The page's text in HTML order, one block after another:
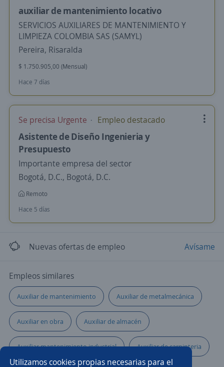
Utilizamos cookies propias necesarias para el
auxiliar de mantenimiento locativo
SERVICIOS AUXILIARES DE MANTENIMIENTO Y
LIMPIEZA COLOMBIA SAS (SAMYL)
Pereira, Risaralda
$ 1.750.905,00 (Mensual)
Hace 7 días
Se precisa Urgente Empleo destacado
Asistente de Diseño Ingenieria y
Presupuesto
Importante empresa del sector
Bogotá, D.C., Bogotá, D.C.
Remoto
Hace 5 días
Nuevas ofertas de empleo Avísame
Empleos similares
Auxiliar de mantenimiento Auxiliar de metalmecánica
Auxiliar en obra Auxiliar de almacén
Auxiliar mantenimiento industrial Auxiliar de carpinteria